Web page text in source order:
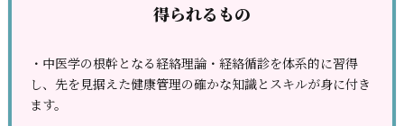
得られるもの
・中医学の根幹となる経絡理論・経絡循診を体系的に習得
し、先を見据えた健康管理の確かな知識とスキルが身に付き
ます。